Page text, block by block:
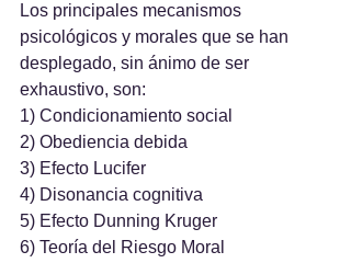
Los principales mecanismos
psicológicos y morales que se han
desplegado, sin ánimo de ser
exhaustivo, son:
1) Condicionamiento social
2) Obediencia debida
3) Efecto Lucifer
4) Disonancia cognitiva
5) Efecto Dunning Kruger
6) Teoría del Riesgo Moral